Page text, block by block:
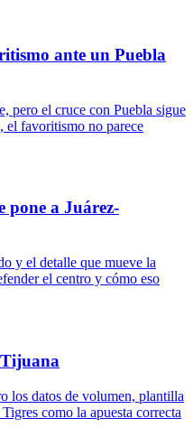
ante un Puebla
pero el cruce con Puebla sigue
el favoritismo no parece
pone a Juárez-
y el detalle que mueve la
el centro y cómo eso
Tijuana
los datos de volumen, plantilla
como la apuesta correcta